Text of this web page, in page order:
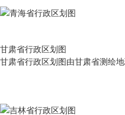
甘肃省行政区划图
甘肃省行政区划图由甘肃省测绘